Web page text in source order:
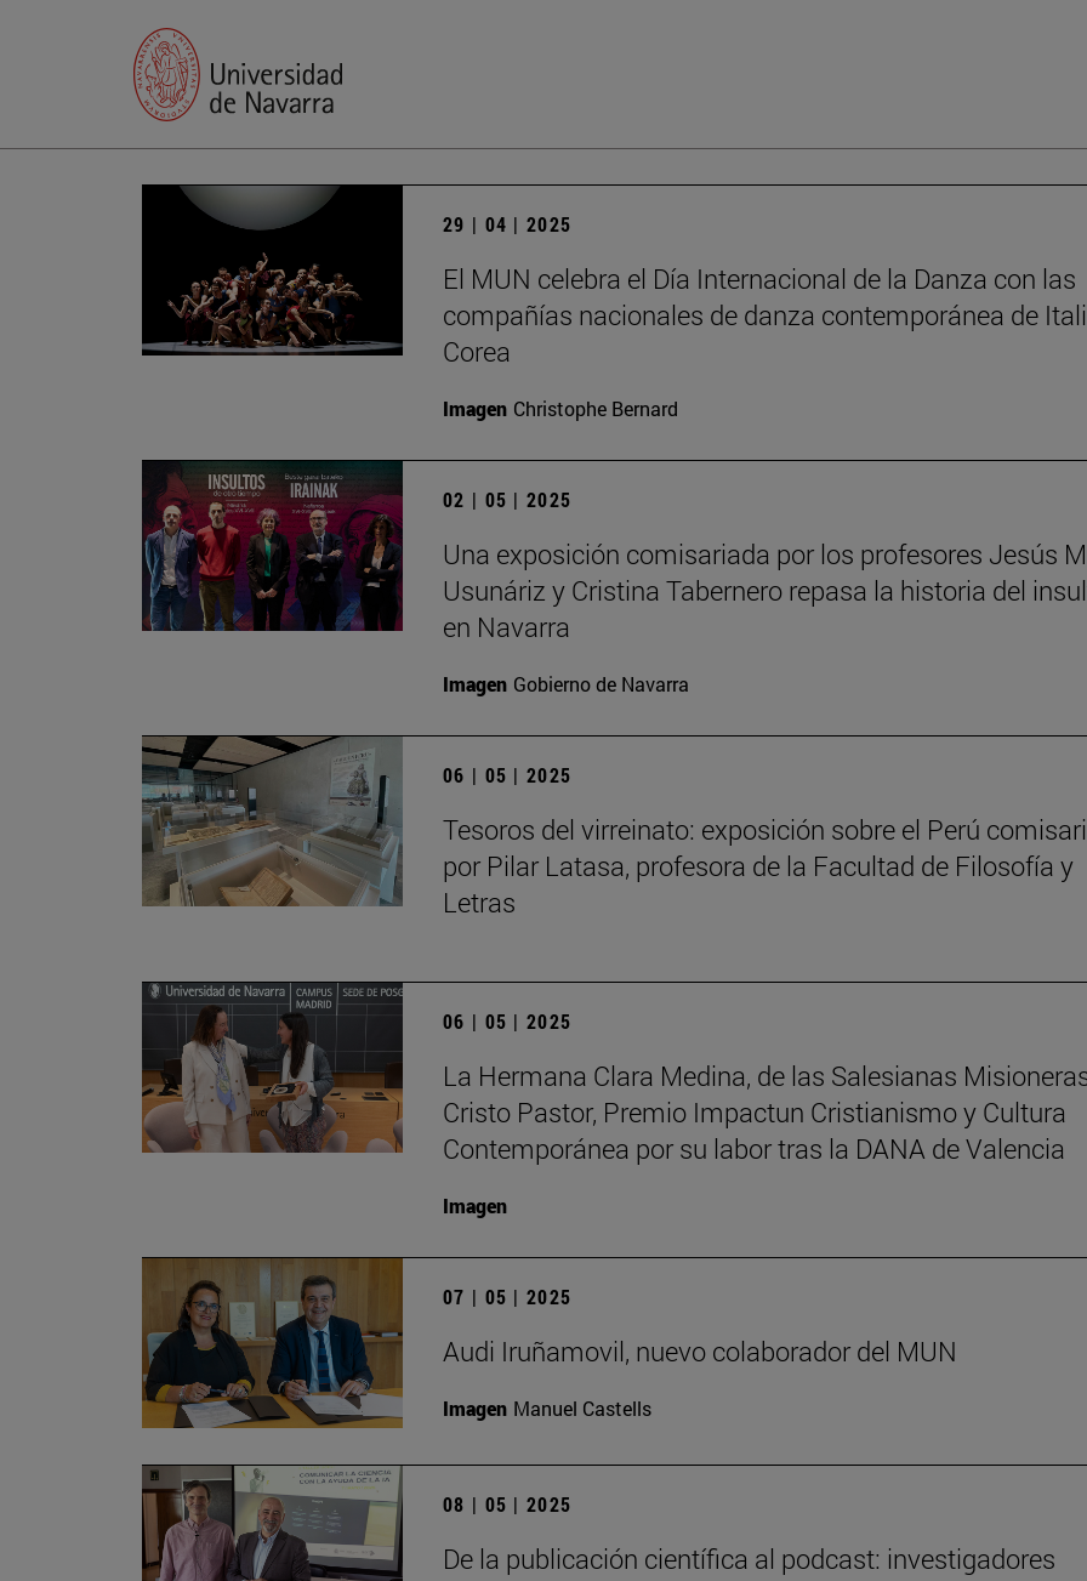
29 | 04 | 2025
El MUN celebra el Día Internacional de la Danza con las
compañías nacionales de danza contemporánea de
Corea
Imagen Christophe Bernard
02 | 05 | 2025
Una exposición comisariada por los profesores Jesús
Usunáriz y Cristina Tabernero repasa la historia del
en Navarra
Imagen Gobierno de Navarra
06 | 05 | 2025
Tesoros del virreinato: exposición sobre el Perú
por Pilar Latasa, profesora de la Facultad de Filosofía y
Letras
06 | 05 | 2025
La Hermana Clara Medina, de las Salesianas
Cristo Pastor, Premio Impactun Cristianismo y Cultura
Contemporánea por su labor tras la DANA de Valencia
Imagen
07 | 05 | 2025
Audi Iruñamovil, nuevo colaborador del MUN
Imagen Manuel Castells
08 | 05 | 2025
De la publicación científica al podcast: investigadores